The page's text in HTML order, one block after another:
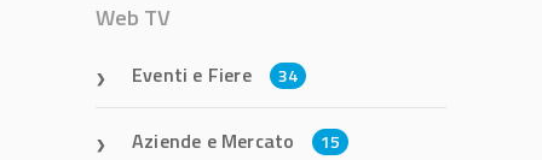
Web TV
Eventi e Fiere 34
Aziende e Mercato 15